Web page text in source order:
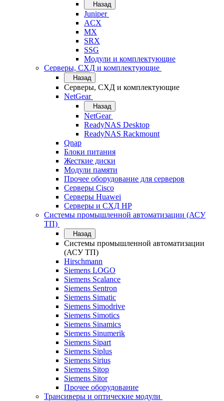
Назад
Juniper
ACX
MX
SRX
SSG
Модули и комплектующие
Серверы, СХД и комплектующие
Назад
Серверы, СХД и комплектующие
NetGear
Назад
NetGear
ReadyNAS Desktop
ReadyNAS Rackmount
Qnap
Блоки питания
Жесткие диски
Модули памяти
Прочее оборудование для серверов
Серверы Cisco
Серверы Huawei
Серверы и СХД HP
Системы промышленной автоматизации (АСУ
ТП)
Назад
Системы промышленной автоматизации
(АСУ ТП)
Hirschmann
Siemens LOGO
Siemens Scalance
Siemens Sentron
Siemens Simatic
Siemens Simodrive
Siemens Simotics
Siemens Sinamics
Siemens Sinumerik
Siemens Sipart
Siemens Siplus
Siemens Sirius
Siemens Sitop
Siemens Sitor
Прочее оборудование
Трансиверы и оптические модули